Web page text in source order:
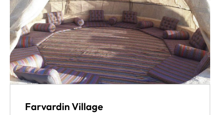
Farvardin Village